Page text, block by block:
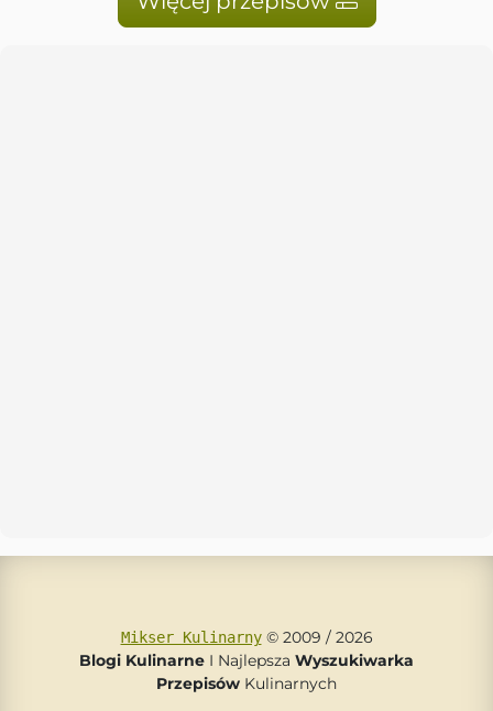
Mikser Kulinarny© 2009 / 2026
Blogi Kulinarne I Najlepsza Wyszukiwarka
Przepisów Kulinarnych